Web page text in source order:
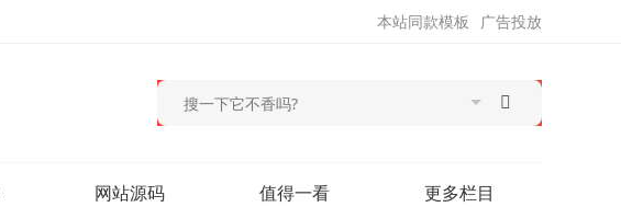
广告投放
本站同款模板
网站源码 值得一看 更多栏目